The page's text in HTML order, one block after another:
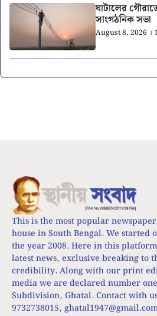
ঘাটালের
সাংগঠনিক সভা
August 8, 2026 ।
This is the most popular
house in South Bengal. We
the year 2008. Here in this
latest news, exclusive breaking to
credibility. Along with our print
media we are declared number
Subdivision, Ghatal. Contact with
9732738015,